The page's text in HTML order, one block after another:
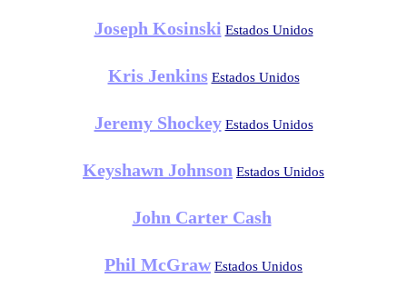
Joseph Kosinski Estados Unidos
Kris Jenkins Estados Unidos
Jeremy Shockey Estados Unidos
Keyshawn Johnson Estados Unidos
John Carter Cash
Phil McGraw Estados Unidos